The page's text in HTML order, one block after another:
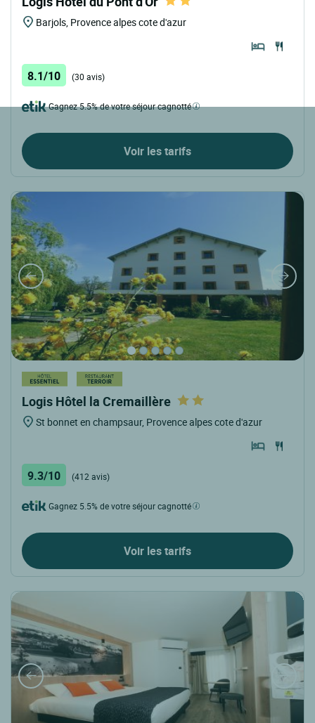
Barjols, Provence alpes cote d'azur
8.1/10 (30 avis)
Gagnez 5.5% de votre séjour cagnotté
Voir les tarifs
Logis Hôtel la Cremaillère
St bonnet en champsaur, Provence alpes cote d'azur
9.3/10 (412 avis)
Gagnez 5.5% de votre séjour cagnotté
Voir les tarifs